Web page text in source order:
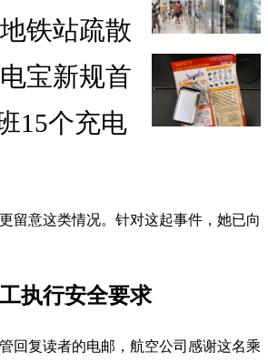
铁站疏散
宝新规首
15个充电
留意这类情况。针对这起事件，她已向
执行安全要求
回复读者的电邮，航空公司感谢这名乘